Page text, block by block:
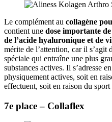
Le complément au collagène
contient une dose importante
de l’acide hyaluronique et de
mérite de l’attention, car il s’agit
spéciale qui entraîne une plus
substances actives. Il s’adresse
physiquement actives, soit en
effectuent, soit en raison du sport
7e place – Collaflex